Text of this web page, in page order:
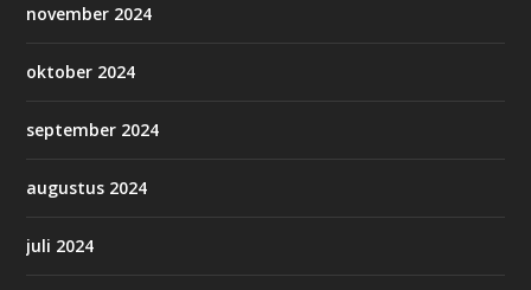
november 2024
oktober 2024
september 2024
augustus 2024
juli 2024